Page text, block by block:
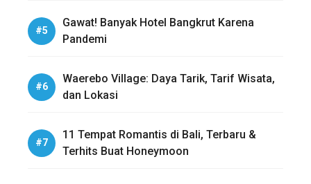
Gawat! Banyak Hotel Bangkrut Karena
Pandemi
Waerebo Village: Daya Tarik, Tarif Wisata,
dan Lokasi
11 Tempat Romantis di Bali, Terbaru &
Terhits Buat Honeymoon